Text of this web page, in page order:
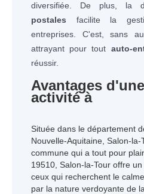
diversifiée. De plus, la
postales facilite la
entreprises. C'est, sans
attrayant pour tout auto-
réussir.
Avantages d'une
activité à
Située dans le département
Nouvelle-Aquitaine, Salon-
commune qui a tout pour
19510, Salon-la-Tour offre
ceux qui recherchent le
par la nature verdoyante de